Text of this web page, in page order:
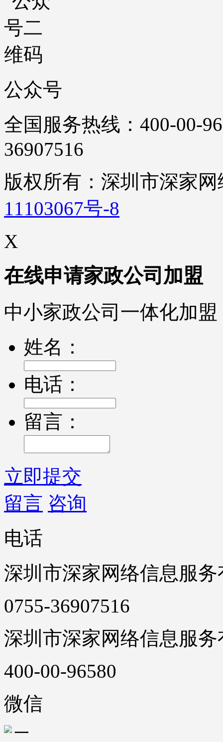
公众号
全国服务热线：400-00-
36907516
版权所有：深圳市深家
11103067号-8
X
在线申请家政公司加盟
中小家政公司一体化加
姓名：
电话：
留言：
立即提交
留言 咨询
电话
深圳市深家网络信息服
0755-36907516
深圳市深家网络信息服
400-00-96580
微信